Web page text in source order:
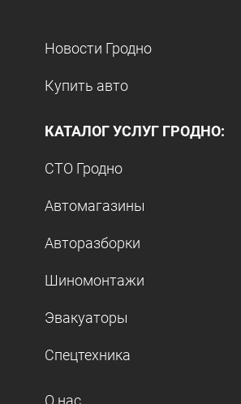
Новости Гродно
Купить авто
КАТАЛОГ УСЛУГ ГРОДНО:
СТО Гродно
Автомагазины
Авторазборки
Шиномонтажи
Эвакуаторы
Спецтехника
О нас